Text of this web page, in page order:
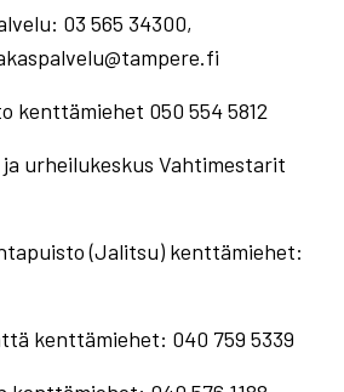
03 565 34300,
kenttämiehet 050 554 5812
urheilukeskus Vahtimestarit
(Jalitsu) kenttämiehet:
kenttämiehet: 040 759 5339